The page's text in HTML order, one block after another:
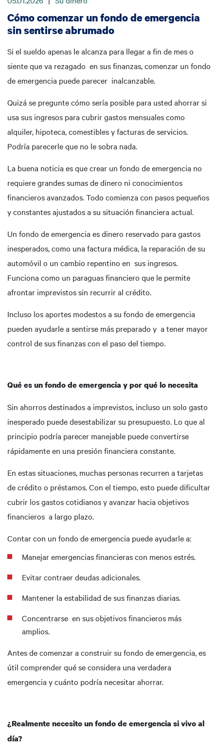
Cómo comenzar un fondo de emergencia
sin sentirse abrumado
Si el sueldo apenas le alcanza para llegar a fin de mes o
siente que va rezagado en sus finanzas, comenzar un fondo
de emergencia puede parecer inalcanzable.
Quizá se pregunte cómo sería posible para usted ahorrar si
usa sus ingresos para cubrir gastos mensuales como
alquiler, hipoteca, comestibles y facturas de servicios.
Podría parecerle que no le sobra nada.
La buena noticia es que crear un fondo de emergencia no
requiere grandes sumas de dinero ni conocimientos
financieros avanzados. Todo comienza con pasos pequeños
y constantes ajustados a su situación financiera actual.
Un fondo de emergencia es dinero reservado para gastos
inesperados, como una factura médica, la reparación de su
automóvil o un cambio repentino en sus ingresos.
Funciona como un paraguas financiero que le permite
afrontar imprevistos sin recurrir al crédito.
Incluso los aportes modestos a su fondo de emergencia
pueden ayudarle a sentirse más preparado y a tener mayor
control de sus finanzas con el paso del tiempo.
Qué es un fondo de emergencia y por qué lo necesita
Sin ahorros destinados a imprevistos, incluso un solo gasto
inesperado puede desestabilizar su presupuesto. Lo que al
principio podría parecer manejable puede convertirse
rápidamente en una presión financiera constante.
En estas situaciones, muchas personas recurren a tarjetas
de crédito o préstamos. Con el tiempo, esto puede dificultar
cubrir los gastos cotidianos y avanzar hacia objetivos
financieros a largo plazo.
Contar con un fondo de emergencia puede ayudarle a:
Manejar emergencias financieras con menos estrés.
Evitar contraer deudas adicionales.
Mantener la estabilidad de sus finanzas diarias.
Concentrarse en sus objetivos financieros más
amplios.
Antes de comenzar a construir su fondo de emergencia, es
útil comprender qué se considera una verdadera
emergencia y cuánto podría necesitar ahorrar.
¿Realmente necesito un fondo de emergencia si vivo al
día?